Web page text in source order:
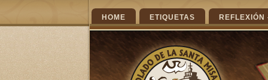
HOME ETIQUETAS